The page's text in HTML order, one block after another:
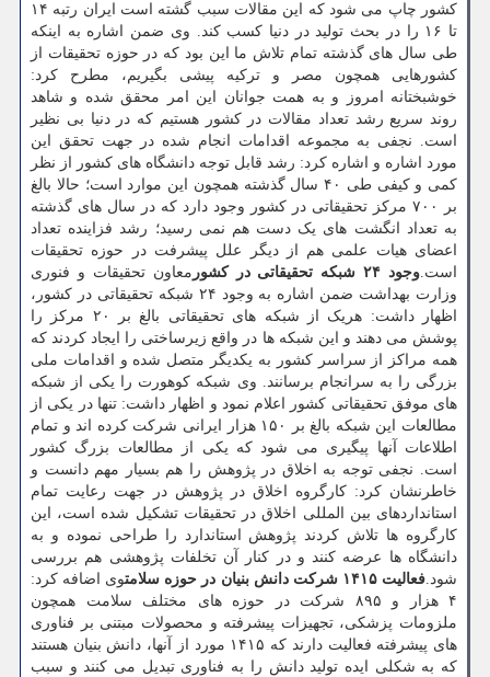
کشور چاپ می شود که این مقالات سبب گشته است ایران رتبه ۱۴
تا ۱۶ را در بحث تولید در دنیا کسب کند. وی ضمن اشاره به اینکه
طی سال های گذشته تمام تلاش ما این بود که در حوزه تحقیقات از
کشورهایی همچون مصر و ترکیه پیشی بگیریم، مطرح کرد:
خوشبختانه امروز و به همت جوانان این امر محقق شده و شاهد
روند سریع رشد تعداد مقالات در کشور هستیم که در دنیا بی نظیر
است. نجفی به مجموعه اقدامات انجام شده در جهت تحقق این
مورد اشاره و اشاره کرد: رشد قابل توجه دانشگاه های کشور از نظر
کمی و کیفی طی ۴۰ سال گذشته همچون این موارد است؛ حالا بالغ
بر ۷۰۰ مرکز تحقیقاتی در کشور وجود دارد که در سال های گذشته
به تعداد انگشت های یک دست هم نمی رسید؛ رشد فزاینده تعداد
اعضای هیات علمی هم از دیگر علل پیشرفت در حوزه تحقیقات
است.وجود ۲۴ شبکه تحقیقاتی در کشور
معاون تحقیقات و فنوری
وزارت بهداشت ضمن اشاره به وجود ۲۴ شبکه تحقیقاتی در کشور،
اظهار داشت: هریک از شبکه های تحقیقاتی بالغ بر ۲۰ مرکز را
پوشش می دهند و این شبکه ها در واقع زیرساختی را ایجاد کردند که
همه مراکز از سراسر کشور به یکدیگر متصل شده و اقدامات ملی
بزرگی را به سرانجام برسانند. وی شبکه کوهورت را یکی از شبکه
های موفق تحقیقاتی کشور اعلام نمود و اظهار داشت: تنها در یکی از
مطالعات این شبکه بالغ بر ۱۵۰ هزار ایرانی شرکت کرده اند و تمام
اطلاعات آنها پیگیری می شود که یکی از مطالعات بزرگ کشور
است. نجفی توجه به اخلاق در پژوهش را هم بسیار مهم دانست و
خاطرنشان کرد: کارگروه اخلاق در پژوهش در جهت رعایت تمام
استانداردهای بین المللی اخلاق در تحقیقات تشکیل شده است، این
کارگروه ها تلاش کردند پژوهش استاندارد را طراحی نموده و به
دانشگاه ها عرضه کنند و در کنار آن تخلفات پژوهشی هم بررسی
شود.فعالیت ۱۴۱۵ شرکت دانش بنیان در حوزه سلامت
وی اضافه کرد:
۴ هزار و ۸۹۵ شرکت در حوزه های مختلف سلامت همچون
ملزومات پزشکی، تجهیزات پیشرفته و محصولات مبتنی بر فناوری
های پیشرفته فعالیت دارند که ۱۴۱۵ مورد از آنها، دانش بنیان هستند
که به شکلی ایده تولید دانش را به فناوری تبدیل می کنند و سبب